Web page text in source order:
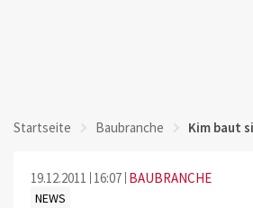
Startseite Baubranche Kim baut
19.12.2011 16:07 BAUBRANCHE
NEWS